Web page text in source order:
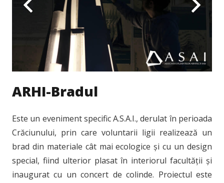
ARHI-Bradul
Este un eveniment specific A.S.A.I., derulat în perioada
Crăciunului, prin care voluntarii ligii realizează un
brad din materiale cât mai ecologice și cu un design
special, fiind ulterior plasat în interiorul facultății și
inaugurat cu un concert de colinde. Proiectul este